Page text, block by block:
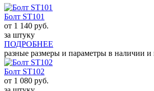
Болт ST101
от 1 140 руб.
за штуку
ПОДРОБНЕЕ
разные размеры и параметры в наличии и
Болт ST102
от 1 080 руб.